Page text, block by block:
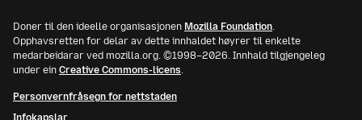
Doner til den ideelle organisasjonen Mozilla Foundation.
Opphavsretten for delar av dette innhaldet høyrer til enkelte
medarbeidarar ved mozilla.org. ©1998–2026. Innhald tilgjengeleg
under ein Creative Commons-licens.
Personvernfråsegn for nettstaden
Infokapslar